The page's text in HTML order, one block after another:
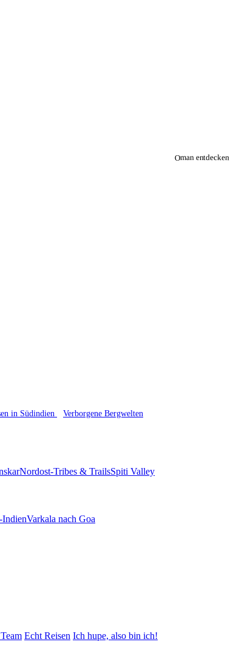
Oman entdecken
in Südindien Verborgene Bergwelten
Nordost-Tribes & TrailsSpiti Valley
IndienVarkala nach Goa
Echt Reisen Ich hupe, also bin ich!